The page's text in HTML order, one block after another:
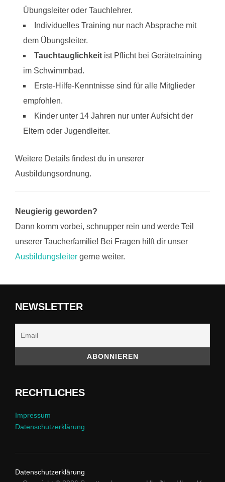
Übungsleiter oder Tauchlehrer.
Individuelles Training nur nach Absprache mit
dem Übungsleiter.
Tauchtauglichkeit ist Pflicht bei Gerätetraining
im Schwimmbad.
Erste-Hilfe-Kenntnisse sind für alle Mitglieder
empfohlen.
Kinder unter 14 Jahren nur unter Aufsicht der
Eltern oder Jugendleiter.
Weitere Details findest du in unserer
Ausbildungsordnung.
Neugierig geworden?
Dann komm vorbei, schnupper rein und werde Teil
unserer Taucherfamilie! Bei Fragen hilft dir unser
Ausbildungsleiter gerne weiter.
NEWSLETTER
RECHTLICHES
Impressum
Datenschutzerklärung
Datenschutzerklärung